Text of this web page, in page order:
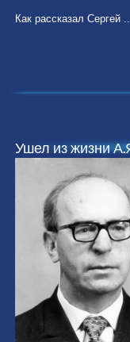
Как рассказал Сергей
Ушел из жизни